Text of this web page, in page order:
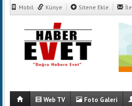
Mobil Künye Sitene Ekle
Web TV Foto Galeri